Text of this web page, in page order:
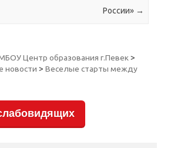
России» →
Центр образования г.Певек>
новости > Веселые старты между